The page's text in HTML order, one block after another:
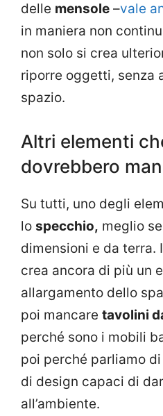
delle mensole –vale
in maniera non
non solo si crea
riporre oggetti, senza
spazio.
Altri elementi
dovrebbero
Su tutti, uno degli
lo specchio, meglio
dimensioni e da terra.
crea ancora di più un
allargamento dello
poi mancare tavolini
perché sono i mobili
poi perché parliamo
di design capaci di
all’ambiente.